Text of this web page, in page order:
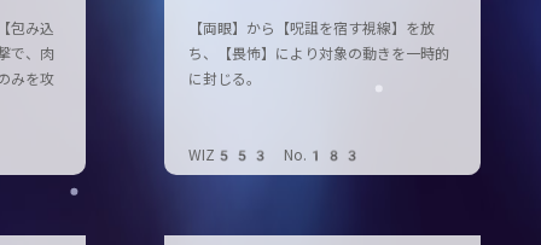
包み込
で、肉
みを攻
【両眼】から【呪詛を宿す視線】を放
ち、【畏怖】により対象の動きを一時的
に封じる。
WIZ553 No.183